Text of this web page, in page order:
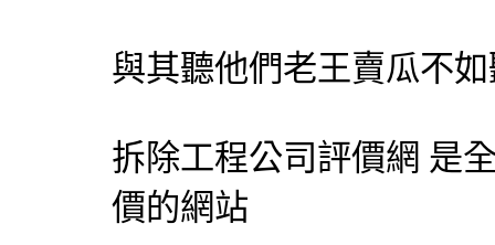
與其聽他們老王賣瓜不
拆除工程公司評價網 是
價的網站